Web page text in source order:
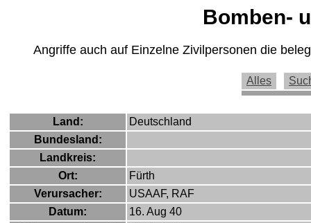
Bomben-
Angriffe auch auf Einzelne Zivilpersonen die
Alles
Land:
Deutschland
Bundesland:
Landkreis:
Ort:
Fürth
Verursacher:
USAAF, RAF
Datum:
16. Aug 40